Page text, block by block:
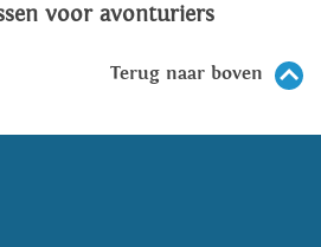
voor avonturiers
Terug naar boven